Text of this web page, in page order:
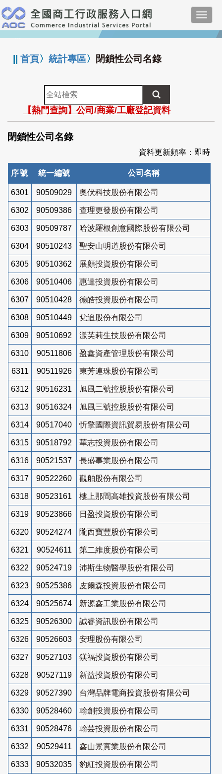
跳
到
主
要
:::
||首頁〉統計專區〉 閉鎖性公司名錄
全
站
檢
索
【熱門查詢】公司/商業/工廠登記資料
閉鎖性公司名錄
資料更新頻率：即時
序號 統一編號 公司名稱
6301 90509029 奧伏科技股份有限公司
6302 90509386 查理更發股份有限公司
6303 90509787 哈波羅根創意國際股份有限公司
6304 90510243 聖安山明道股份有限公司
6305 90510362 展顏投資股份有限公司
6306 90510406 惠達投資股份有限公司
6307 90510428 德皓投資股份有限公司
6308 90510449 兌追股份有限公司
6309 90510692 漾芙莉生技股份有限公司
6310 90511806 盈鑫資產管理股份有限公司
6311 90511926 東芳連珠股份有限公司
6312 90516231 旭風二號控股股份有限公司
6313 90516324 旭風三號控股股份有限公司
6314 90517040 忻擎國際資訊貿易股份有限公司
6315 90518792 華志投資股份有限公司
6316 90521537 長盛事業股份有限公司
6317 90522260 觀舶股份有限公司
6318 90523161 樓上那間高雄投資股份有限公司
6319 90523866 日盈投資股份有限公司
6320 90524274 隴西寶豐股份有限公司
6321 90524611 第二維度股份有限公司
6322 90524719 沛斯生物醫學股份有限公司
6323 90525386 皮爾森投資股份有限公司
6324 90525674 新源鑫工業股份有限公司
6325 90526300 誠睿資訊股份有限公司
6326 90526603 安理股份有限公司
6327 90527103 鎂福投資股份有限公司
6328 90527119 新益投資股份有限公司
6329 90527390 台灣品牌電商投資股份有限公司
6330 90528460 翰創投資股份有限公司
6331 90528476 翰芸投資股份有限公司
6332 90529411 鑫山景實業股份有限公司
6333 90532035 豹紅投資股份有限公司